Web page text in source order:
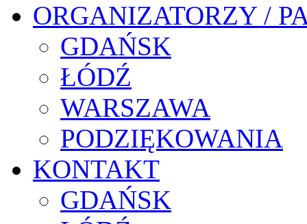
ORGANIZATORZY /
GDAŃSK
ŁÓDŹ
WARSZAWA
PODZIĘKOWANIA
KONTAKT
GDAŃSK